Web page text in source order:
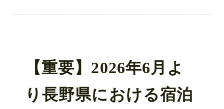
【重要】2026年6月よ
り長野県における宿泊